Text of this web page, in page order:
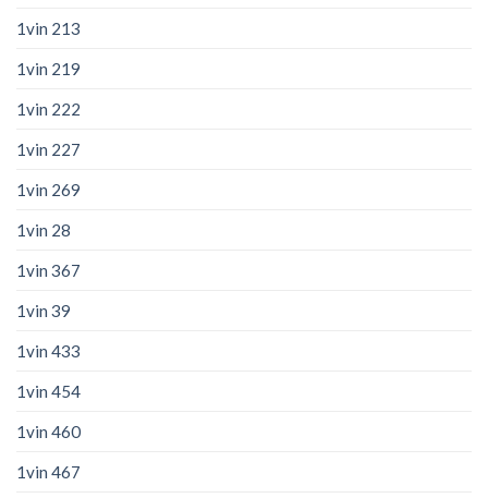
1vin 213
1vin 219
1vin 222
1vin 227
1vin 269
1vin 28
1vin 367
1vin 39
1vin 433
1vin 454
1vin 460
1vin 467